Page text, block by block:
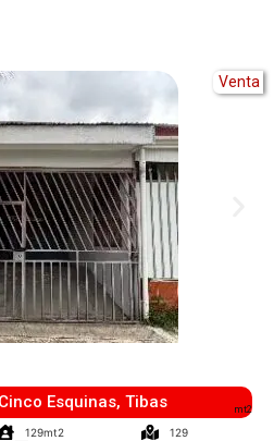
mt2
Venta
Esquinas, Tibas
129mt2
129